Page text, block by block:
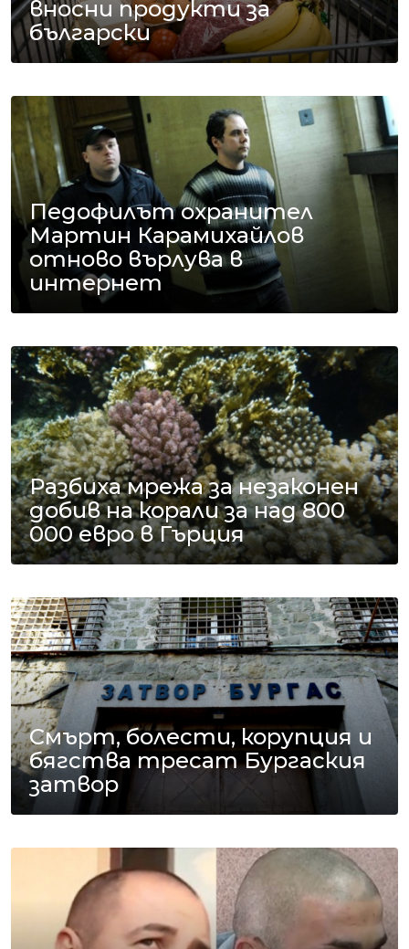
вносни продукти за
български
Педофилът охранител
Мартин Карамихайлов
отново върлува в
интернет
Разбиха мрежа за незаконен
добив на корали за над 800
000 евро в Гърция
Смърт, болести, корупция и
бягства тресат Бургаския
затвор